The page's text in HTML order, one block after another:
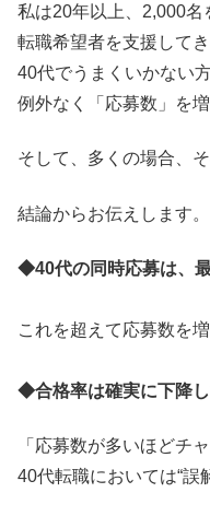
私は20年以上、2,000名
転職希望者を支援してき
40代でうまくいかない
例外なく「応募数」を
そして、多くの場合、そ
結論からお伝えします。
◆40代の同時応募は、最
これを超えて応募数を
◆合格率は確実に下降し
「応募数が多いほどチ
40代転職においては“誤